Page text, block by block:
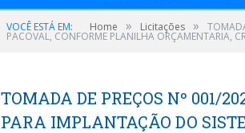
VOCÊ ESTÁ EM: Home » Licitações »
PACOVAL, CONFORME PLANILHA ORÇAMENTARIA,
TOMADA DE PREÇOS Nº 001/
PARA IMPLANTAÇÃO DO